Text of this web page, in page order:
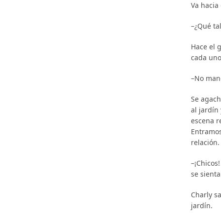
Va
–¿Qué
Hace el
cada
–No
Se
al jardín
escena
se
Charly
jardín.